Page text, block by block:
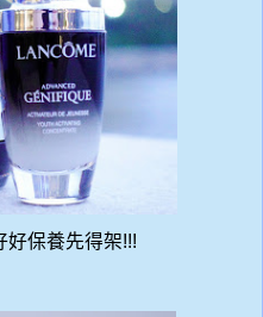
好保養先得架!!!